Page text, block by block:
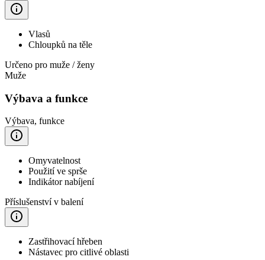
Vlasů
Chloupků na těle
Určeno pro muže / ženy
Muže
Výbava a funkce
Výbava, funkce
Omyvatelnost
Použití ve sprše
Indikátor nabíjení
Příslušenství v balení
Zastřihovací hřeben
Nástavec pro citlivé oblasti